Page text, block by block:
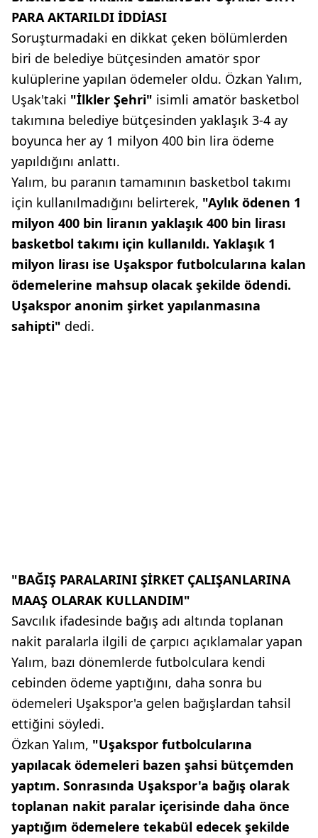
PARA AKTARILDI İDDİASI
Soruşturmadaki en dikkat çeken bölümlerden
biri de belediye bütçesinden amatör spor
kulüplerine yapılan ödemeler oldu. Özkan Yalım,
Uşak'taki "İlkler Şehri" isimli amatör basketbol
takımına belediye bütçesinden yaklaşık 3-4 ay
boyunca her ay 1 milyon 400 bin lira ödeme
yapıldığını anlattı.
Yalım, bu paranın tamamının basketbol takımı
için kullanılmadığını belirterek, "Aylık ödenen 1
milyon 400 bin liranın yaklaşık 400 bin lirası
basketbol takımı için kullanıldı. Yaklaşık 1
milyon lirası ise Uşakspor futbolcularına kalan
ödemelerine mahsup olacak şekilde ödendi.
Uşakspor anonim şirket yapılanmasına
sahipti" dedi.
"BAĞIŞ PARALARINI ŞİRKET ÇALIŞANLARINA
MAAŞ OLARAK KULLANDIM"
Savcılık ifadesinde bağış adı altında toplanan
nakit paralarla ilgili de çarpıcı açıklamalar yapan
Yalım, bazı dönemlerde futbolculara kendi
cebinden ödeme yaptığını, daha sonra bu
ödemeleri Uşakspor'a gelen bağışlardan tahsil
ettiğini söyledi.
Özkan Yalım, "Uşakspor futbolcularına
yapılacak ödemeleri bazen şahsi bütçemden
yaptım. Sonrasında Uşakspor'a bağış olarak
toplanan nakit paralar içerisinde daha önce
yaptığım ödemelere tekabül edecek şekilde